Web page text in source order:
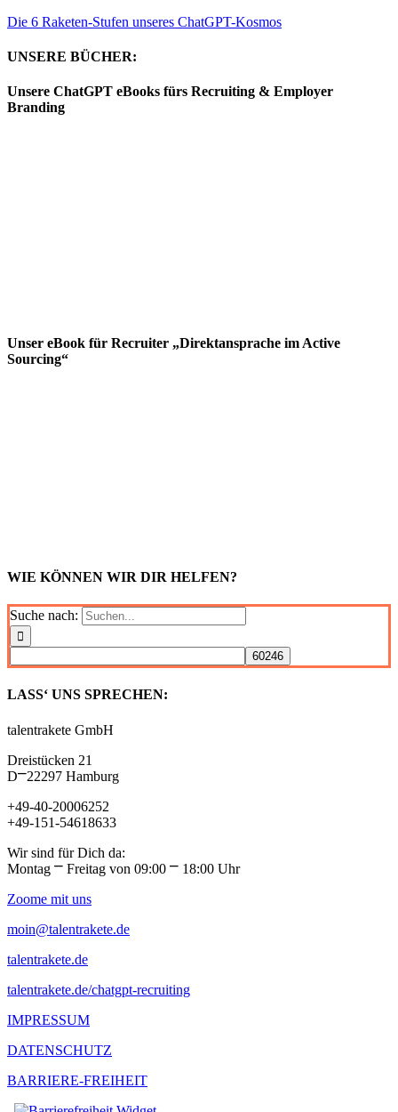
Die 6 Raketen-Stufen unseres ChatGPT-Kosmos
UNSERE BÜCHER:
Unsere ChatGPT eBooks fürs Recruiting & Employer
Branding
Unser eBook für Recruiter „Direktansprache im Active
Sourcing“
WIE KÖNNEN WIR DIR HELFEN?
Suche nach:
LASS‘ UNS SPRECHEN:
talentrakete GmbH
Dreistücken 21
D⎻22297 Hamburg
+49-40-20006252
+49-151-54618633
Wir sind für Dich da:
Montag ⎻ Freitag von 09:00 ⎻ 18:00 Uhr
Zoome mit uns
moin@talentrakete.de
talentrakete.de
talentrakete.de/chatgpt-recruiting
IMPRESSUM
DATENSCHUTZ
BARRIERE-FREIHEIT